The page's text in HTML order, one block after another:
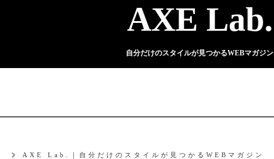
AXE Lab.
自分だけのスタイルが見つかるWEBマガジン
AXE Lab.｜自分だけのスタイルが見つかるWEBマガジン